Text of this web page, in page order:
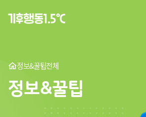
정보&꿀팁전체
정보&꿀팁